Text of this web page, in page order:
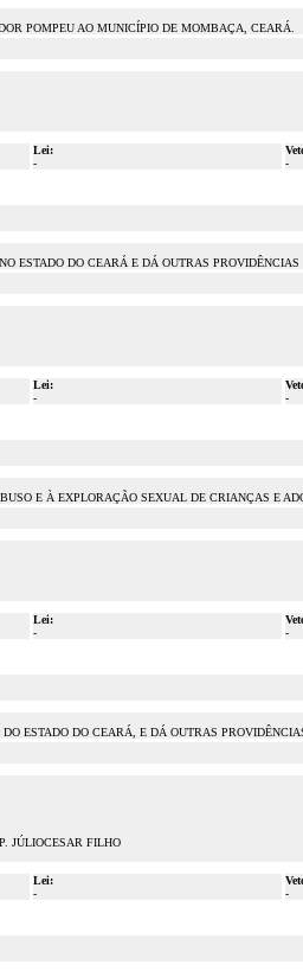
POMPEU AO MUNICÍPIO DE MOMBAÇA, CEARÁ.
Lei:
-
-
ESTADO DO CEARÁ E DÁ OUTRAS PROVIDÊNCIAS
Lei:
-
-
E À EXPLORAÇÃO SEXUAL DE CRIANÇAS E
Lei:
-
-
ESTADO DO CEARÁ, E DÁ OUTRAS
JÚLIOCESAR FILHO
Lei:
-
-